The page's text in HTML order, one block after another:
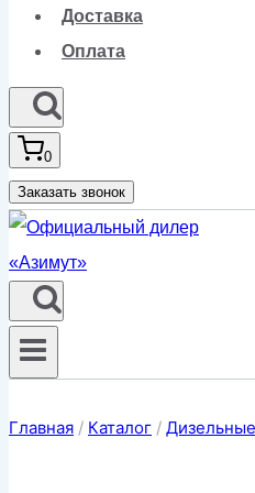
Доставка
Оплата
0
Заказать звонок
Главная / Каталог /